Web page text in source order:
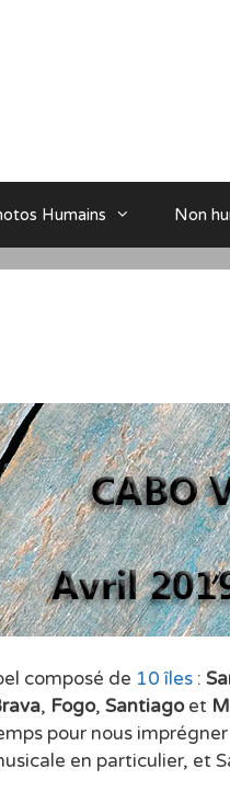
Humains Non
composé de 10 îles:
, Fogo, Santiagoet
pour nous
en particulier, et